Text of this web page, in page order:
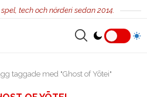
tech och nörderi sedan 2014.
taggade med "Ghost of Yōtei"